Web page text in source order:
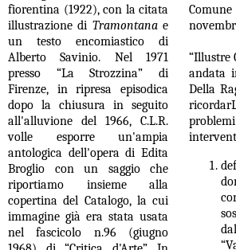
fiorentina (1922), con la citata
illustrazione di Tramontanae
un testo encomiastico di
Alberto Savinio. Nel 1971
presso “La Strozzina” di
Firenze, in ripresa episodica
dopo la chiusura in seguito
all'alluvione del 1966, C.L.R.
volle esporre un'ampia
antologica dell'opera di Edita
Broglio con un saggio che
riportiamo insieme alla
copertina del Catalogo, la cui
immagine già era stata usata
nel fascicolo n.96 (giugno
“Illustre
andata
Della